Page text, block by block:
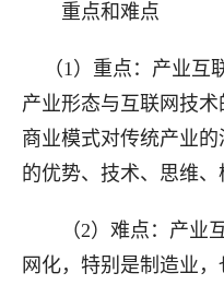
重点和难点
（1）重点：产业互
产业形态与互联网技
商业模式对传统产业的
的优势、技术、思维、
（2）难点： 产业
网化，特别是制造业